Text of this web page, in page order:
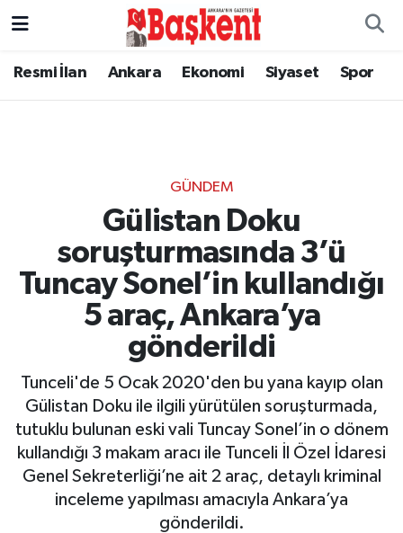
Resmi İlan Ankara Ekonomi Siyaset Spor
GÜNDEM
Gülistan Doku
soruşturmasında 3’ü
Tuncay Sonel’in kullandığı
5 araç, Ankara’ya
gönderildi
Tunceli'de 5 Ocak 2020'den bu yana kayıp olan
Gülistan Doku ile ilgili yürütülen soruşturmada,
tutuklu bulunan eski vali Tuncay Sonel’in o dönem
kullandığı 3 makam aracı ile Tunceli İl Özel İdaresi
Genel Sekreterliği’ne ait 2 araç, detaylı kriminal
inceleme yapılması amacıyla Ankara’ya
gönderildi.